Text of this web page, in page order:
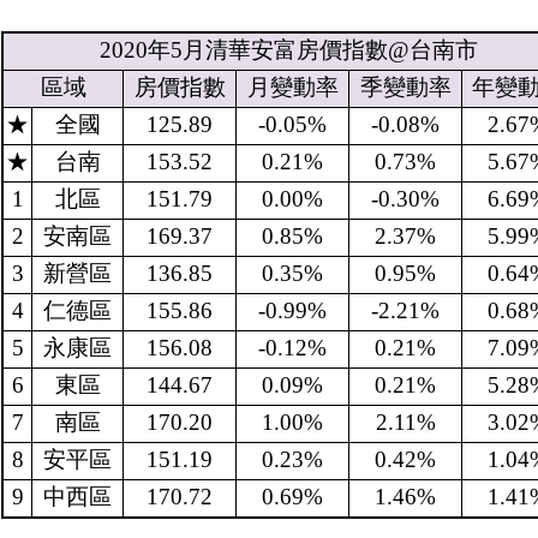
2020年5 月清華安富房價指數@台南市
區域
房價指數 月變動率 季變動率
年變
★
全國 125.89 -0.05% -0.08%
★
台南 153.52 0.21% 0.73%
1
北區 151.79 0.00% -0.30%
2
安南區 169.37 0.85% 2.37%
3
新營區 136.85 0.35% 0.95%
4
仁德區 155.86 -0.99% -2.21%
5
永康區 156.08 -0.12% 0.21%
6
東區 144.67 0.09% 0.21%
7
南區 170.20 1.00% 2.11%
8
安平區 151.19 0.23% 0.42%
9
中西區 170.72 0.69% 1.46%